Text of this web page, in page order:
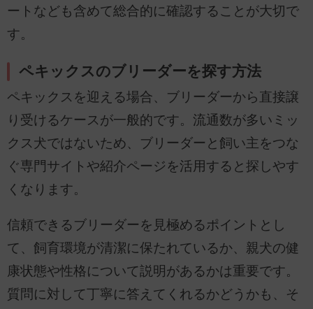
ートなども含めて総合的に確認することが大切で
す。
ペキックスのブリーダーを探す方法
ペキックスを迎える場合、ブリーダーから直接譲
り受けるケースが一般的です。流通数が多いミッ
クス犬ではないため、ブリーダーと飼い主をつな
ぐ専門サイトや紹介ページを活用すると探しやす
くなります。
信頼できるブリーダーを見極めるポイントとし
て、飼育環境が清潔に保たれているか、親犬の健
康状態や性格について説明があるかは重要です。
質問に対して丁寧に答えてくれるかどうかも、そ